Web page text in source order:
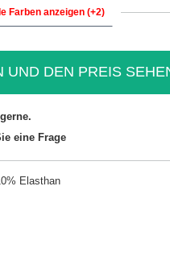
Farben anzeigen (+2)
UND DEN PREIS
eine Frage
Elasthan